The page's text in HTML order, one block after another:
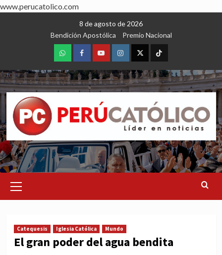
www.perucatolico.com
8 de agosto de 2026
Bendición Apostólica
Premio Nacional
WhatsAppFacebookYoutubeInstagram
X TikTok
Menu
Catequesis Iglesia Católica Mundo
El gran poder del agua bendita